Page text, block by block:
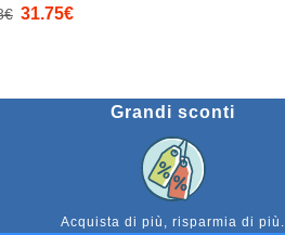
31.75€
Grandi sconti
Acquista di più, risparmia di più.